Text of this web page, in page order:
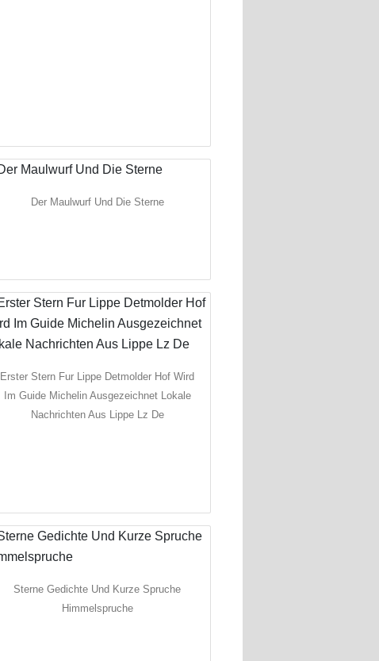
Der Maulwurf Und Die Sterne
Erster Stern Fur Lippe Detmolder Hof Wird
Im Guide Michelin Ausgezeichnet Lokale
Nachrichten Aus Lippe Lz De
Sterne Gedichte Und Kurze Spruche
Himmelspruche